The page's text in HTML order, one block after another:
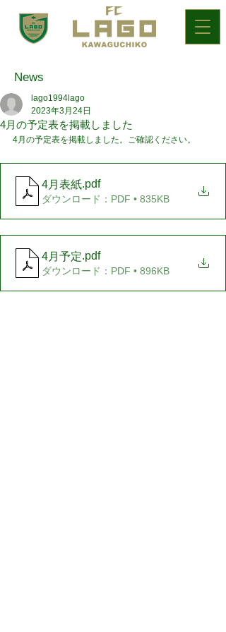
News
4月の予定表を掲載しました
lago1994lago
2023年3月24日
4月の予定表を掲載しました。ご確認ください。
4月表紙.pdf
ダウンロード：PDF • 835KB
4月予定.pdf
ダウンロード：PDF • 896KB